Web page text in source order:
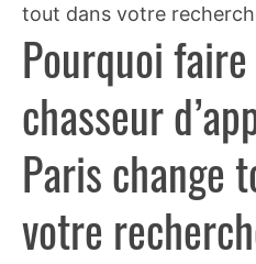
tout dans votre
Pourquoi
chasseur
Paris change
votre